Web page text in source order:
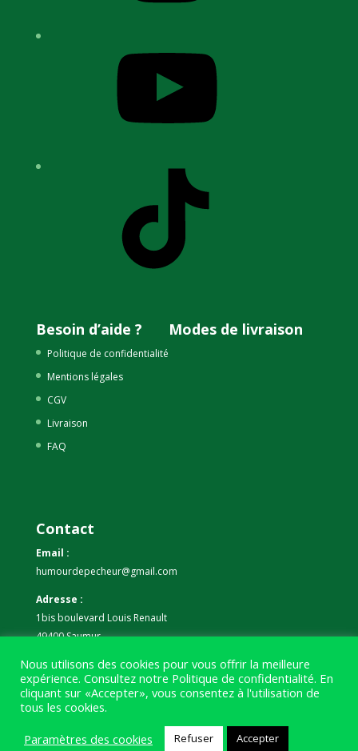
Besoin d’aide ?
Politique de confidentialité
Mentions légales
CGV
Livraison
FAQ
Modes de livraison
Contact
Email :
humourdepecheur@gmail.com
Adresse :
1bis boulevard Louis Renault
49400 Saumur
Téléphone :
07 59 61 06 63
Nous utilisons des cookies pour vous offrir la meilleure
expérience. Consultez notre Politique de confidentialité. En
cliquant sur «Accepter», vous consentez à l'utilisation de
tous les cookies.
Paramètres des cookies
Refuser Accepter